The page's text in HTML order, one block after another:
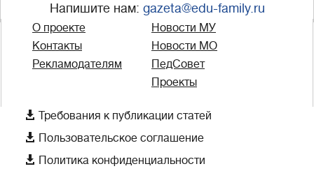
Напишите нам: gazeta@edu-family.ru
О проекте
Контакты
Рекламодателям
Новости МУ
Новости МО
ПедСовет
Проекты
 Требования к публикации статей
 Пользовательское соглашение
 Политика конфиденциальности